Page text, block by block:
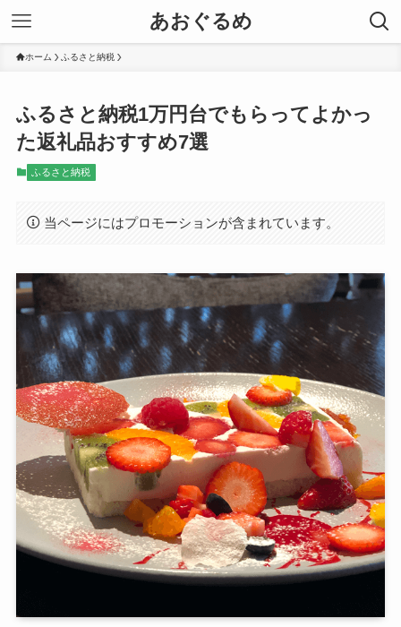
あおぐるめ
ホーム ふるさと納税
ふるさと納税1万円台でもらってよかっ
た返礼品おすすめ7選
ふるさと納税
当ページにはプロモーションが含まれています。